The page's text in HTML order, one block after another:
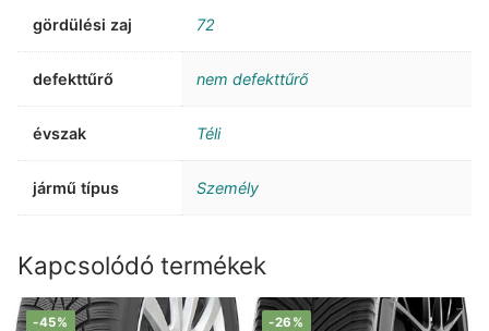
gördülési zaj 72
defekttűrő nem defekttűrő
évszak Téli
jármű típus Személy
Kapcsolódó termékek
-45% -26%